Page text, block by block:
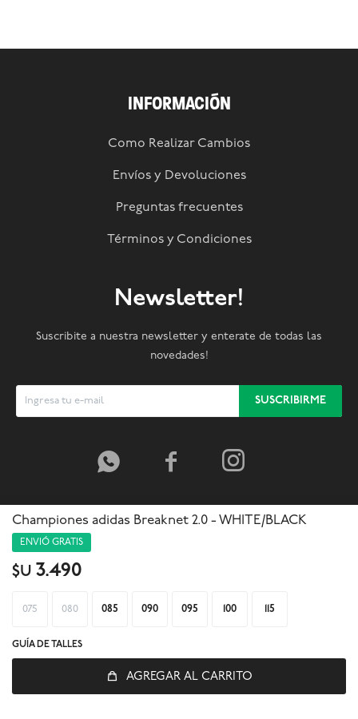
Championes adidas Breaknet 2.0 - WHITE/BLACK
ENVIÓ GRATIS
$U 3.490
075 080 085 090 095 100 115
GUÍA DE TALLES
AGREGAR AL CARRITO
INFORMACIÓN
Como Realizar Cambios
Envíos y Devoluciones
Preguntas frecuentes
Términos y Condiciones
Newsletter!
Suscribite a nuestra newsletter y enterate de todas las
novedades!
SUSCRIBIRME
  